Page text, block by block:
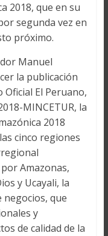
2018, que en su
segunda vez en
próximo.
Manuel
la publicación
El Peruano,
MINCETUR, la
2018
cinco regiones
Amazonas,
y Ucayali, la
que
y
de calidad de la